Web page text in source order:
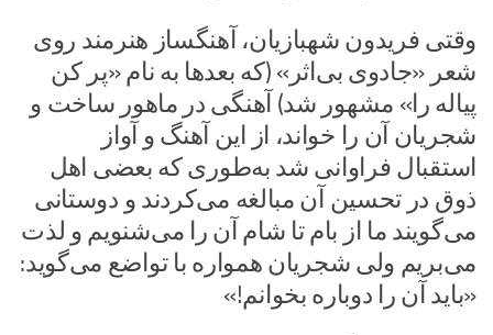
وقتی فریدون شهبازیان، آهنگساز هنرمند روی
شعر «جادوی بی‌اثر» (که بعد‌ها به نام «پر کن
پیاله را» مشهور شد) آهنگی در ماهور ساخت و
شجریان آن را خواند، از این آهنگ و آواز
استقبال فراوانی شد به‌طوری که بعضی اهل
ذوق در تحسین آن مبالغه می‌کردند و دوستانی
می‌گویند ما از بام تا شام آن را می‌شنویم و لذت
می‌بریم ولی شجریان همواره با تواضع می‌گوید:
«باید آن را دوباره بخوانم!»